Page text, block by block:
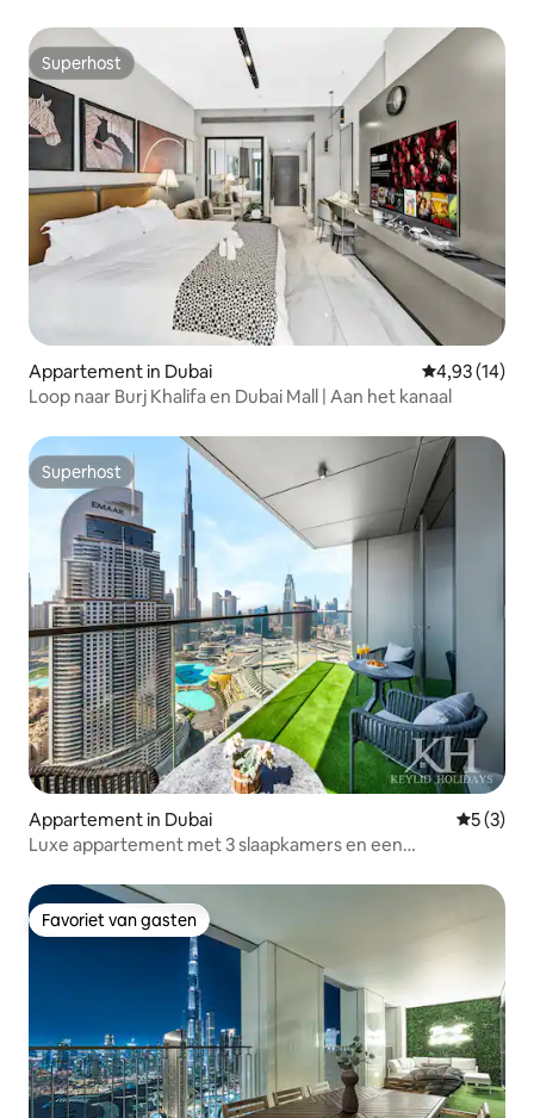
Superhost
Superhost
Appartement in Dubai Gemiddelde
4,93 (14)
Loop naar Burj Khalifa en Dubai Mall | Aan het kanaal
Superhost
Superhost
Appartement in Dubai
5 (3)
Luxe appartement met 3 slaapkamers en een
Favoriet van gasten
Favoriet van gasten